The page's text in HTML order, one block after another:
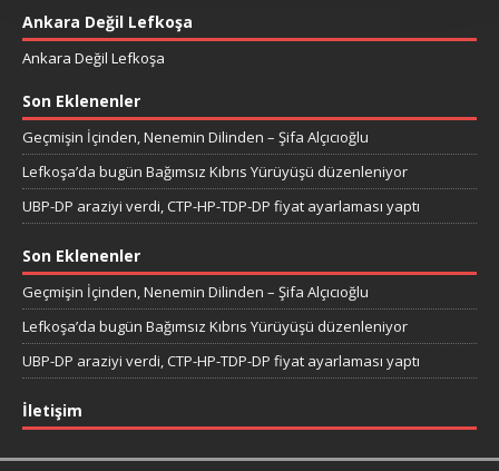
Ankara Değil Lefkoşa
Ankara Değil Lefkoşa
Son Eklenenler
Geçmişin İçinden, Nenemin Dilinden – Şifa Alçıcıoğlu
Lefkoşa’da bugün Bağımsız Kıbrıs Yürüyüşü düzenleniyor
UBP-DP araziyi verdi, CTP-HP-TDP-DP fiyat ayarlaması yaptı
Son Eklenenler
Geçmişin İçinden, Nenemin Dilinden – Şifa Alçıcıoğlu
Lefkoşa’da bugün Bağımsız Kıbrıs Yürüyüşü düzenleniyor
UBP-DP araziyi verdi, CTP-HP-TDP-DP fiyat ayarlaması yaptı
İletişim